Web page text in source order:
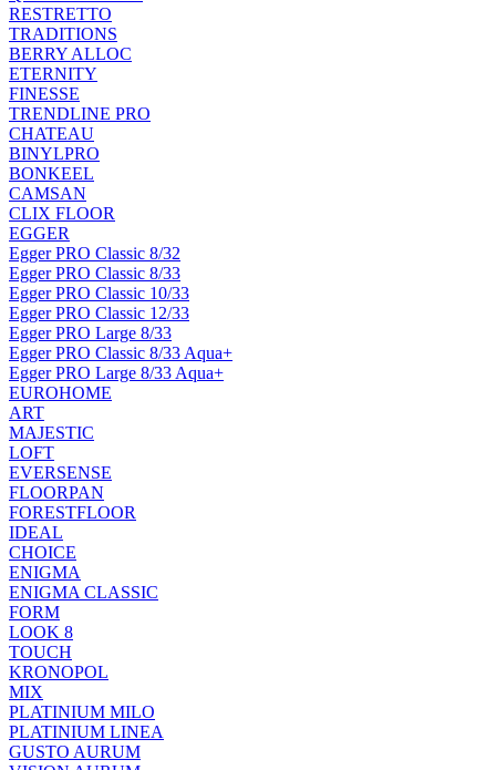
RESTRETTO
TRADITIONS
BERRY ALLOC
ETERNITY
FINESSE
TRENDLINE PRO
CHATEAU
BINYLPRO
BONKEEL
CAMSAN
CLIX FLOOR
EGGER
Egger PRO Classic 8/32
Egger PRO Classic 8/33
Egger PRO Classic 10/33
Egger PRO Classic 12/33
Egger PRO Large 8/33
Egger PRO Classic 8/33 Aqua+
Egger PRO Large 8/33 Aqua+
EUROHOME
ART
MAJESTIC
LOFT
EVERSENSE
FLOORPAN
FORESTFLOOR
IDEAL
CHOICE
ENIGMA
ENIGMA CLASSIC
FORM
LOOK 8
TOUCH
KRONOPOL
MIX
PLATINIUM MILO
PLATINIUM LINEA
GUSTO AURUM